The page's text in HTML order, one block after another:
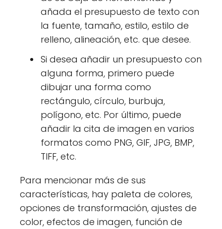
añada el presupuesto de texto con
la fuente, tamaño, estilo, estilo de
relleno, alineación, etc. que desee.
Si desea añadir un presupuesto con
alguna forma, primero puede
dibujar una forma como
rectángulo, círculo, burbuja,
polígono, etc. Por último, puede
añadir la cita de imagen en varios
formatos como PNG, GIF, JPG, BMP,
TIFF, etc.
Para mencionar más de sus
características, hay paleta de colores,
opciones de transformación, ajustes de
color, efectos de imagen, función de